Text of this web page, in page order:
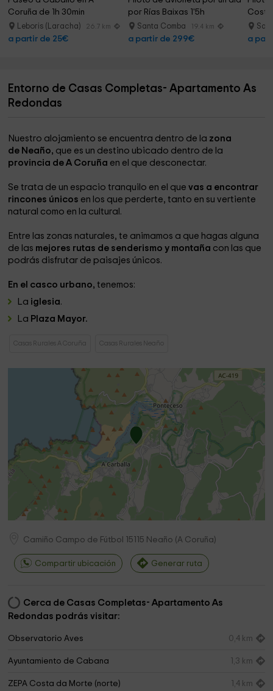
Coruña de 1h 30min
Leboris (Laracha) 26.7 km
a partir de 25€
por Rías Baixas 1'5h
Santa Comba 19.4 km
a partir de 299€ a
Entorno de Casas Completas- Apartamento As
Redondas
Nuestro alojamiento se encuentra dentro de la zona
de Neaño, que es un destino ubicado dentro de la
provincia de A Coruña en el que desconectar.
Se trata de un espacio tranquilo en el quevas a encontrar
rincones únicos en los que perderte, tanto en su vertiente
natural como en la cultural.
Entre las zonas naturales, te animamos a que hagas alguna
de las mejores rutas de senderismo y montaña con las que
podrás disfrutar de paisajes únicos.
En el casco urbano, tenemos:
La iglesia.
La Plaza Mayor.
Casas Rurales A Coruña Casas Rurales Neaño
Camiño Campo de Fútbol 15115 Neaño (A Coruña)
Compartir ubicación Generar ruta
Cerca de Casas Completas- Apartamento As
Redondas podrás visitar:
Observatorio Aves 0,4 km
Ayuntamiento de Cabana 1,3 km
ZEPA Costa da Morte (norte) 1,4 km